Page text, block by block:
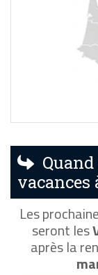
vacances
Les
seront les
après la